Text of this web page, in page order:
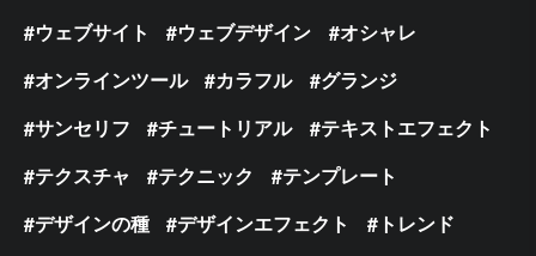
ウェブサイト
ウェブデザイン
オシャレ
オンラインツール
カラフル
グランジ
サンセリフ
チュートリアル
テキストエフェクト
テクスチャ
テクニック
テンプレート
デザインの種
デザインエフェクト
トレンド